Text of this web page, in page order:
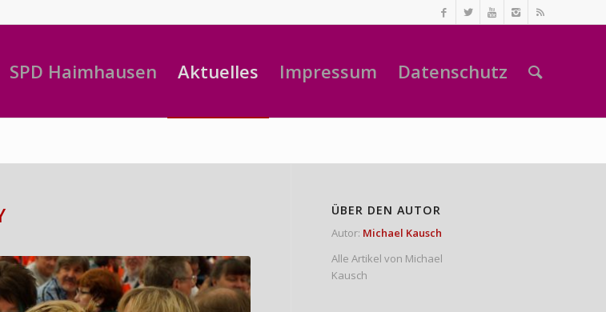
SPD Haimhausen Aktuelles Impressum Datenschutz
ÜBER DEN AUTOR
Autor: Michael Kausch
Alle Artikel von Michael
Kausch